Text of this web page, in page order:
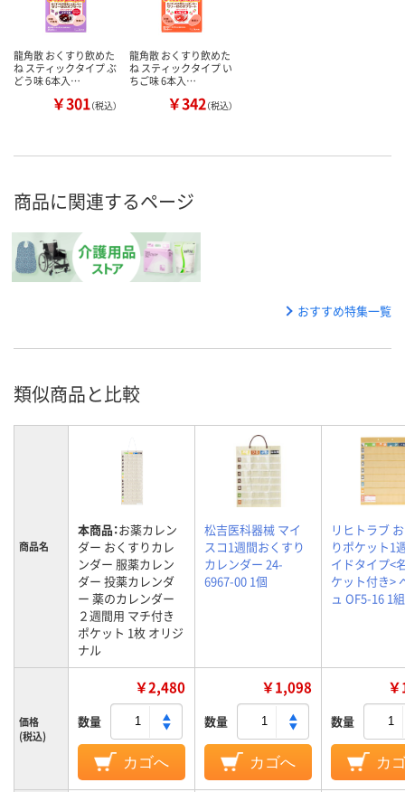
龍角散 おくすり飲めた
ね スティックタイプ ぶ
どう味 6本入…
￥301（税込）
龍角散 おくすり飲めた
ね スティックタイプ い
ちご味 6本入…
￥342（税込）
商品に関連するページ
おすすめ特集一覧
類似商品と比較
商品名
本商品：お薬カレン
ダー おくすりカレ
ンダー 服薬カレン
ダー 投薬カレンダ
ー 薬のカレンダー
２週間用 マチ付き
ポケット 1枚 オリジ
ナル
松吉医科器械 マイ
スコ1週間おくすり
カレンダー 24-
6967-00 1個
リヒトラブ
りポケット1
イドタイプ<
ケット付き>
ュ OF5-16 1
価格
(税込)
￥2,480
数量
カゴへ
￥1,098
数量
カゴへ
数量
カ